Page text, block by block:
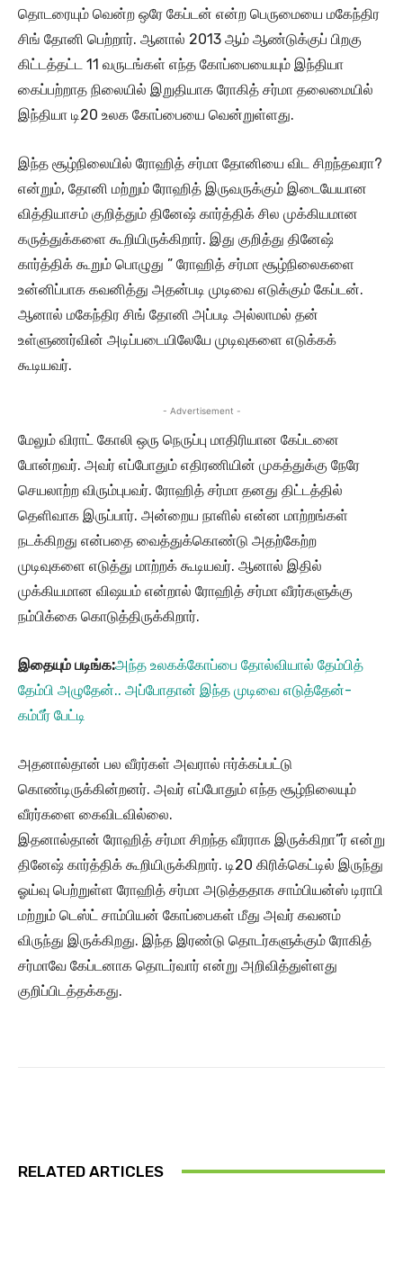
தொடரையும் வென்ற ஒரே கேப்டன் என்ற பெருமையை மகேந்திர
சிங் தோனி பெற்றார். ஆனால் 2013 ஆம் ஆண்டுக்குப் பிறகு
கிட்டத்தட்ட 11 வருடங்கள் எந்த கோப்பையையும் இந்தியா
கைப்பற்றாத நிலையில் இறுதியாக ரோகித் சர்மா தலைமையில்
இந்தியா டி20 உலக கோப்பையை வென்றுள்ளது.
இந்த சூழ்நிலையில் ரோஹித் சர்மா தோனியை விட சிறந்தவரா?
என்றும், தோனி மற்றும் ரோஹித் இருவருக்கும் இடையேயான
வித்தியாசம் குறித்தும் தினேஷ் கார்த்திக் சில முக்கியமான
கருத்துக்களை கூறியிருக்கிறார். இது குறித்து தினேஷ்
கார்த்திக் கூறும் பொழுது ” ரோஹித் சர்மா சூழ்நிலைகளை
உன்னிப்பாக கவனித்து அதன்படி முடிவை எடுக்கும் கேப்டன்.
ஆனால் மகேந்திர சிங் தோனி அப்படி அல்லாமல் தன்
உள்ளுணர்வின் அடிப்படையிலேயே முடிவுகளை எடுக்கக்
கூடியவர்.
- Advertisement -
மேலும் விராட் கோலி ஒரு நெருப்பு மாதிரியான கேப்டனை
போன்றவர். அவர் எப்போதும் எதிரணியின் முகத்துக்கு நேரே
செயலாற்ற விரும்புபவர். ரோஹித் சர்மா தனது திட்டத்தில்
தெளிவாக இருப்பார். அன்றைய நாளில் என்ன மாற்றங்கள்
நடக்கிறது என்பதை வைத்துக்கொண்டு அதற்கேற்ற
முடிவுகளை எடுத்து மாற்றக் கூடியவர். ஆனால் இதில்
முக்கியமான விஷயம் என்றால் ரோஹித் சர்மா வீரர்களுக்கு
நம்பிக்கை கொடுத்திருக்கிறார்.
இதையும் படிங்க:அந்த உலகக்கோப்பை தோல்வியால் தேம்பித்
தேம்பி அழுதேன்.. அப்போதான் இந்த முடிவை எடுத்தேன்-
கம்பீர் பேட்டி
அதனால்தான் பல வீரர்கள் அவரால் ஈர்க்கப்பட்டு
கொண்டிருக்கின்றனர். அவர் எப்போதும் எந்த சூழ்நிலையும்
வீரர்களை கைவிடவில்லை.
இதனால்தான் ரோஹித் சர்மா சிறந்த வீரராக இருக்கிறா”ர் என்று
தினேஷ் கார்த்திக் கூறியிருக்கிறார். டி20 கிரிக்கெட்டில் இருந்து
ஓய்வு பெற்றுள்ள ரோஹித் சர்மா அடுத்ததாக சாம்பியன்ஸ் டிராபி
மற்றும் டெஸ்ட் சாம்பியன் கோப்பைகள் மீது அவர் கவனம்
விருந்து இருக்கிறது. இந்த இரண்டு தொடர்களுக்கும் ரோகித்
சர்மாவே கேப்டனாக தொடர்வார் என்று அறிவித்துள்ளது
குறிப்பிடத்தக்கது.
RELATED ARTICLES